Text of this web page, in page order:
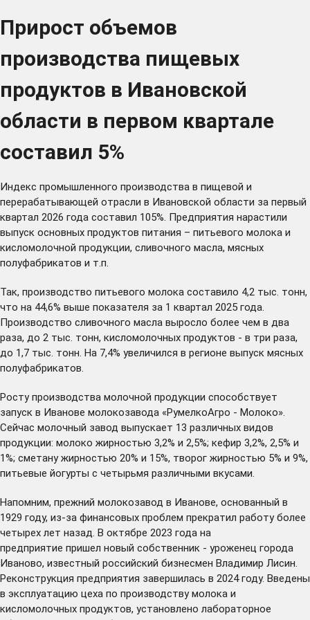
Прирост объемов
производства пищевых
продуктов в Ивановской
области в первом квартале
составил 5%
Индекс промышленного производства в пищевой и
перерабатывающей отрасли в Ивановской области за первый
квартал 2026 года составил 105%. Предприятия нарастили
выпуск основных продуктов питания – питьевого молока и
кисломолочной продукции, сливочного масла, мясных
полуфабрикатов и т.п.
Так, производство питьевого молока составило 4,2 тыс. тонн,
что на 44,6% выше показателя за 1 квартал 2025 года.
Производство сливочного масла выросло более чем в два
раза, до 2 тыс. тонн, кисломолочных продуктов - в три раза,
до 1,7 тыс. тонн. На 7,4% увеличился в регионе выпуск мясных
полуфабрикатов.
Росту производства молочной продукции способствует
запуск в Иванове молокозавода «РумелкоАгро - Молоко».
Сейчас молочный завод выпускает 13 различных видов
продукции: молоко жирностью 3,2% и 2,5%; кефир 3,2%, 2,5% и
1%; сметану жирностью 20% и 15%, творог жирностью 5% и 9%,
питьевые йогурты с четырьмя различными вкусами.
Напомним, прежний молокозавод в Иванове, основанный в
1929 году, из-за финансовых проблем прекратил работу более
четырех лет назад. В октябре 2023 года на
предприятие пришел новый собственник - уроженец города
Иваново, известный российский бизнесмен Владимир Лисин.
Реконструкция предприятия завершилась в 2024 году. Введены
в эксплуатацию цеха по производству молока и
кисломолочных продуктов, установлено лабораторное